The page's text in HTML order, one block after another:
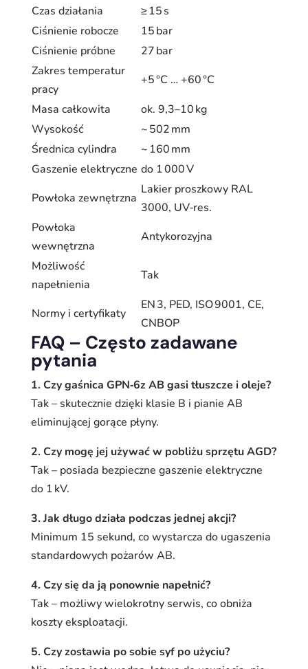
Czas działania
≥ 15 s
Ciśnienie robocze
15 bar
Ciśnienie próbne
27 bar
Zakres temperatur
pracy
+5 °C … +60 °C
Masa całkowita
ok. 9,3–10 kg
Wysokość
~ 502 mm
Średnica cylindra
~ 160 mm
Gaszenie elektryczne do 1 000 V
Powłoka zewnętrzna
Lakier proszkowy RAL
3000, UV‑res.
Powłoka
wewnętrzna
Antykorozyjna
Możliwość
napełnienia
Tak
Normy i certyfikaty
EN 3, PED, ISO 9001, CE,
CNBOP
FAQ – Często zadawane
pytania
1. Czy gaśnica GPN‑6z AB gasi tłuszcze i oleje?
Tak – skutecznie dzięki klasie B i pianie AB
eliminującej gorące płyny.
2. Czy mogę jej używać w pobliżu sprzętu AGD?
Tak – posiada bezpieczne gaszenie elektryczne
do 1 kV.
3. Jak długo działa podczas jednej akcji?
Minimum 15 sekund, co wystarcza do ugaszenia
standardowych pożarów AB.
4. Czy się da ją ponownie napełnić?
Tak – możliwy wielokrotny serwis, co obniża
koszty eksploatacji.
5. Czy zostawia po sobie syf po użyciu?